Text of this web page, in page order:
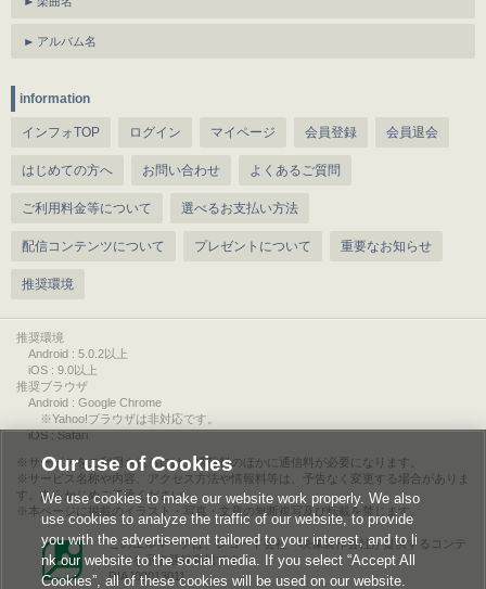
アルバム名
information
インフォTOP ログイン マイページ 会員登録 会員退会
はじめての方へ お問い合わせ よくあるご質問
ご利用料金等について 選べるお支払い方法
配信コンテンツについて プレゼントについて 重要なお知らせ
推奨環境
推奨環境
Android : 5.0.2以上
iOS : 9.0以上
推奨ブラウザ
Android : Google Chrome
※Yahoo!ブラウザは非対応です。
iOS : Safari
サービスをご利用されるには、情報料のほかに通信料が必要になります。
サービス名称や内容、アクセス方法や情報料等は、予告なく変更する場合がありま
す。あらかじめご了承ください。
本ページに掲載のイラスト・写真・文章の無断複写及び転載を禁じます。
このエルマークは、レコード会社・映像製作会社が提供するコンテ
ンツを示す登録商標です。
RIAJ00013011
Our use of Cookies
We use cookies to make our website work properly. We also
use cookies to analyze the traffic of our website, to provide
you with the advertisement tailored to your interest, and to li
nk our website to the social media. If you select “Accept All
Cookies”, all of these cookies will be used on our website.